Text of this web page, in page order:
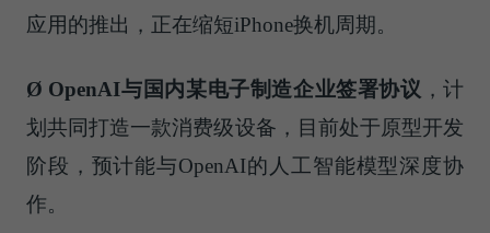
应用的推出，正在缩短iPhone换机周期。
Ø OpenAI与国内某电子制造企业签署协议 ，计
划共同打造一款消费级设备，目前处于原型开发
阶段，预计能与OpenAI的人工智能模型深度协
作。